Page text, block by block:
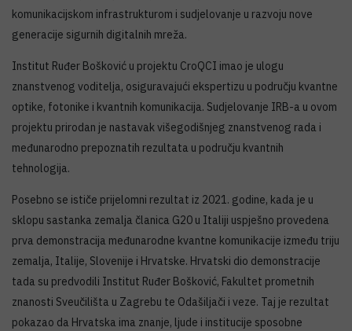
komunikacijskom infrastrukturom i sudjelovanje u razvoju nove
generacije sigurnih digitalnih mreža.
Institut Ruđer Bošković u projektu CroQCI imao je ulogu
znanstvenog voditelja, osiguravajući ekspertizu u području kvantne
optike, fotonike i kvantnih komunikacija. Sudjelovanje IRB-a u ovom
projektu prirodan je nastavak višegodišnjeg znanstvenog rada i
međunarodno prepoznatih rezultata u području kvantnih
tehnologija.
Posebno se ističe prijelomni rezultat iz 2021. godine, kada je u
sklopu sastanka zemalja članica G20 u Italiji uspješno provedena
prva demonstracija međunarodne kvantne komunikacije između triju
zemalja, Italije, Slovenije i Hrvatske. Hrvatski dio demonstracije
tada su predvodili Institut Ruđer Bošković, Fakultet prometnih
znanosti Sveučilišta u Zagrebu te Odašiljači i veze. Taj je rezultat
pokazao da Hrvatska ima znanje, ljude i institucije sposobne